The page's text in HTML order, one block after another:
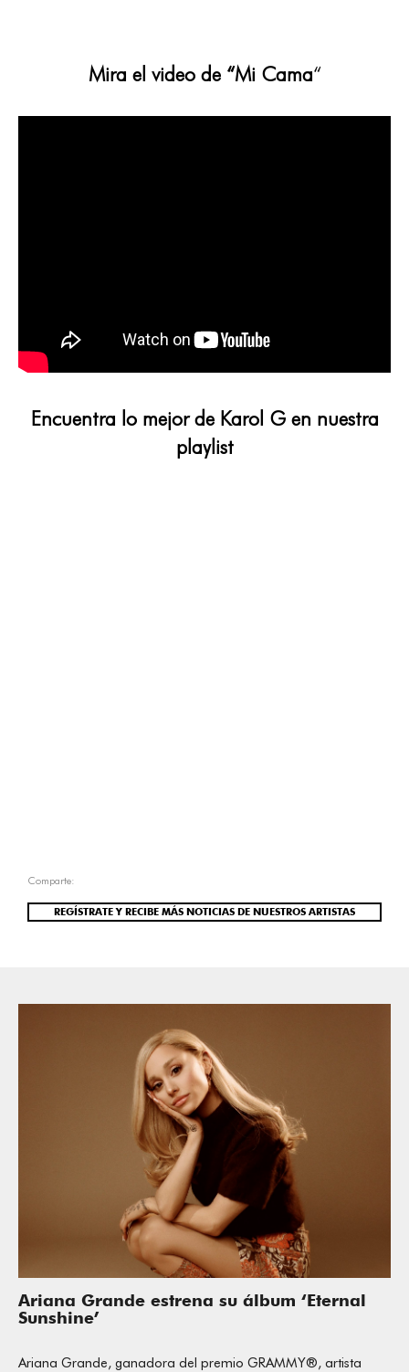
Mira el video de “Mi Cama“
Encuentra lo mejor de Karol G en nuestra
playlist
Comparte:
REGÍSTRATE Y RECIBE MÁS NOTICIAS DE NUESTROS ARTISTAS
Ariana Grande estrena su álbum ‘Eternal
Sunshine’
Ariana Grande, ganadora del premio GRAMMY®, artista